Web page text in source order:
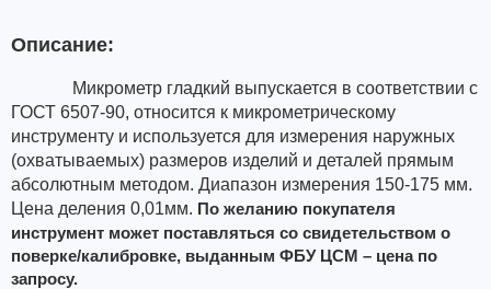
Описание:
Микрометр гладкий выпускается в соответствии с
ГОСТ 6507-90, относится к микрометрическому
инструменту и используется для измерения наружных
(охватываемых) размеров изделий и деталей прямым
абсолютным методом. Диапазон измерения 150-175 мм.
Цена деления 0,01мм. По желанию покупателя
инструмент может поставляться со свидетельством о
поверке/калибровке, выданным ФБУ ЦСМ – цена по
запросу.